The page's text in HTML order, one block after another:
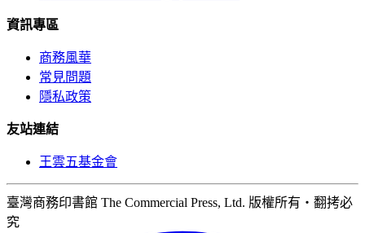
資訊專區
商務風華
常見問題
隱私政策
友站連結
王雲五基金會
臺灣商務印書館 The Commercial Press, Ltd. 版權所有‧翻拷必
究